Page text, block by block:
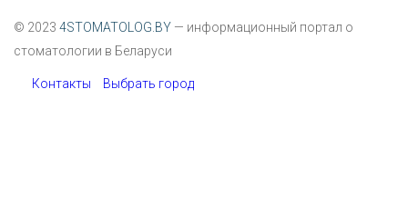
© 2023 4STOMATOLOG.BY — информационный портал о
стоматологии в Беларуси
Контакты Выбрать город